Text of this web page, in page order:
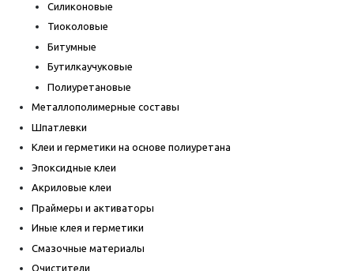
Силиконовые
Тиоколовые
Битумные
Бутилкаучуковые
Полиуретановые
Металлополимерные составы
Шпатлевки
Клеи и герметики на основе полиуретана
Эпоксидные клеи
Акриловые клеи
Праймеры и активаторы
Иные клея и герметики
Смазочные материалы
Очистители